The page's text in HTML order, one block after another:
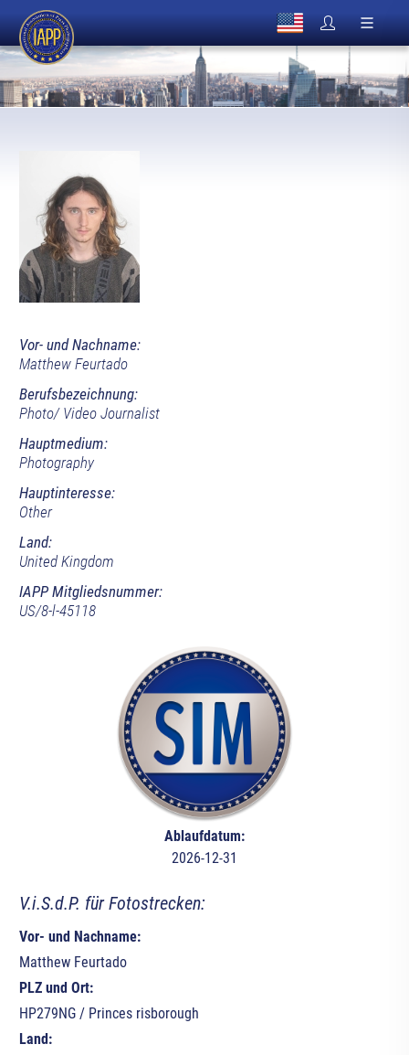
Vor- und Nachname:
Matthew Feurtado
Berufsbezeichnung:
Photo/ Video Journalist
Hauptmedium:
Photography
Hauptinteresse:
Other
Land:
United Kingdom
IAPP Mitgliedsnummer:
US/8-l-45118
Ablaufdatum:
2026-12-31
V.i.S.d.P. für Fotostrecken:
Vor- und Nachname:
Matthew Feurtado
PLZ und Ort:
HP279NG / Princes risborough
Land: